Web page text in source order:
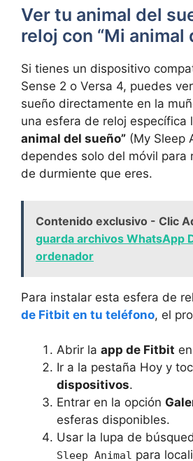
Ver tu animal del
reloj con “Mi animal
Si tienes un dispositivo
Sense 2 o Versa 4, puedes
sueño directamente en la
una esfera de reloj específica
animal del sueño” (My Sleep
dependes solo del móvil para
de durmiente que eres.
Contenido exclusivo - Clic
guarda archivos WhatsApp
ordenador
Para instalar esta esfera de
de Fitbit en tu teléfono, el
Abrir la app de Fitbit
Ir a la pestaña Hoy y
dispositivos.
Entrar en la opción
esferas disponibles.
Usar la lupa de
Sleep Animal para